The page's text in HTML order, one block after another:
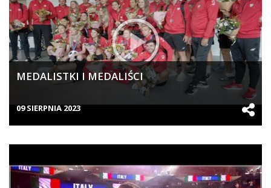
MEDALISTKI I MEDALIŚCI
09 SIERPNIA 2023